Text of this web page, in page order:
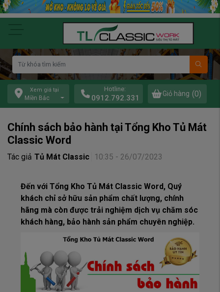
Xem giá tại
Miền Bắc
Hotline:
0912.792.331 Giỏ hàng (0)
Chính sách bảo hành tại Tổng Kho Tủ Mát
Classic Word
Tác giả Tủ Mát Classic 10:35 - 26/07/2023
Đến với Tổng Kho Tủ Mát Classic Word, Quý
khách chỉ sở hữu sản phẩm chất lượng, chính
hãng mà còn được trải nghiệm dịch vụ chăm sóc
khách hàng, bảo hành sản phẩm chuyên nghiệp.